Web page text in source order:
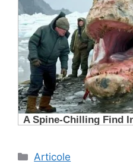
Categorii
Articole